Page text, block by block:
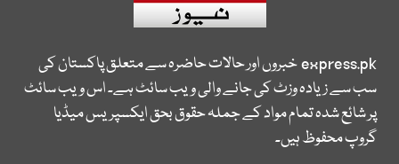
express.pkخبروں اور حالات حاضرہ سے متعلق پاکستان کی
سب سے زیادہ وزٹ کی جانے والی ویب سائٹ ہے۔ اس ویب سائٹ
پر شائع شدہ تمام مواد کے جملہ حقوق بحق ایکسپریس میڈیا
گروپ محفوظ ہیں۔